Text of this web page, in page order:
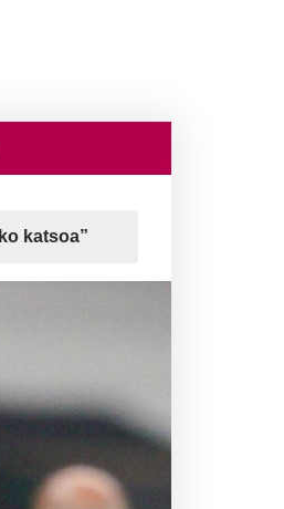
katsoa”